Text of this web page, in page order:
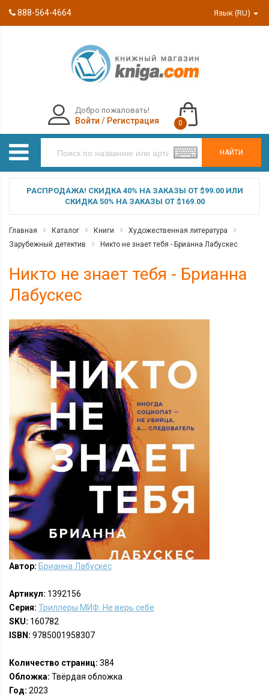
888-564-4664 Язык (RU)
НАЙТИ
Добро пожаловать!
Войти / Регистрация 0
РАСПРОДАЖА! СКИДКА 40% НА ЗАКАЗЫ ОТ $99.00 ИЛИ
СКИДКА 50% НА ЗАКАЗЫ ОТ $169.00
Главная Каталог Книги
Художественная литература
Зарубежный детектив
Никто не знает тебя - Брианна Лабускес
Никто не знает тебя - Брианна
Лабускес
Автор: Брианна Лабускес
Артикул: 1392156
Серия: Триллеры МИФ. Не верь себе
SKU: 160782
ISBN: 9785001958307
Количество страниц: 384
Обложка: Твёрдая обложка
Год: 2023